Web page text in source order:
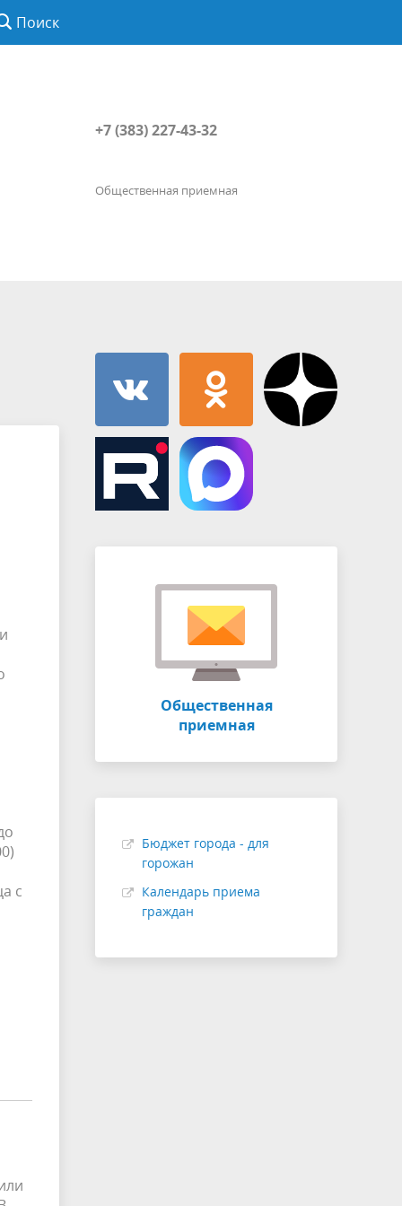
Поиск
+7 (383) 227-43-32
Общественная приемная
с
Общественная
приемная
Бюджет города - для
горожан
Календарь приема
граждан